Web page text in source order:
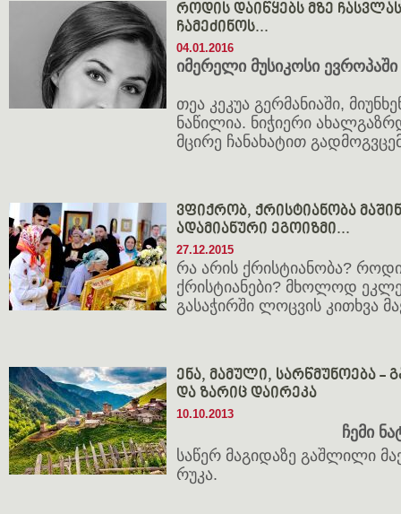
როდის დაიწყებს მზე
ჩამეძინოს...
04.01.2016
იმერელი მუსიკოსი
თეა კეკუა გერმანიაში,
ნაწილია. ნიჭიერი
მცირე ჩანახატით
ვფიქრობ, ქრისტიანობა
ადამიანური ეგოიზმი...
27.12.2015
რა არის ქრისტიანობა?
ქრისტიანები? მხოლოდ
გასაჭირში ლოცვის კითხვა
ენა, მამული, სარწმუნოება -
და ზარიც დაირეკა
10.10.2013
ჩემი
საწერ მაგიდაზე გაშლილი
რუკა.